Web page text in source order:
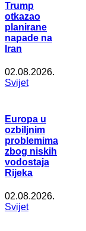
Trump
otkazao
planirane
napade na
Iran
02.08.2026.
Svijet
Europa u
ozbiljnim
problemima
zbog niskih
vodostaja
Rijeka
02.08.2026.
Svijet